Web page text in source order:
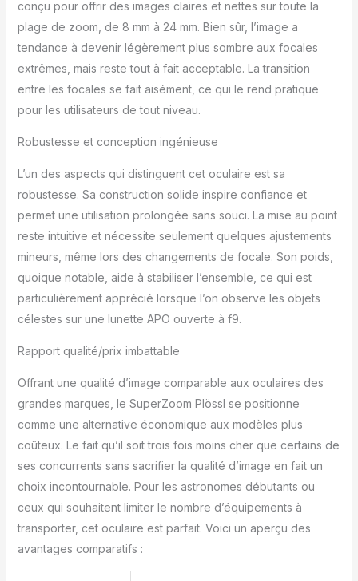
conçu pour offrir des images claires et nettes sur toute la
plage de zoom, de 8 mm à 24 mm. Bien sûr, l’image a
tendance à devenir légèrement plus sombre aux focales
extrêmes, mais reste tout à fait acceptable. La transition
entre les focales se fait aisément, ce qui le rend pratique
pour les utilisateurs de tout niveau.
Robustesse et conception ingénieuse
L’un des aspects qui distinguent cet oculaire est sa
robustesse. Sa construction solide inspire confiance et
permet une utilisation prolongée sans souci. La mise au point
reste intuitive et nécessite seulement quelques ajustements
mineurs, même lors des changements de focale. Son poids,
quoique notable, aide à stabiliser l’ensemble, ce qui est
particulièrement apprécié lorsque l’on observe les objets
célestes sur une lunette APO ouverte à f9.
Rapport qualité/prix imbattable
Offrant une qualité d’image comparable aux oculaires des
grandes marques, le SuperZoom Plössl se positionne
comme une alternative économique aux modèles plus
coûteux. Le fait qu’il soit trois fois moins cher que certains de
ses concurrents sans sacrifier la qualité d’image en fait un
choix incontournable. Pour les astronomes débutants ou
ceux qui souhaitent limiter le nombre d’équipements à
transporter, cet oculaire est parfait. Voici un aperçu des
avantages comparatifs :